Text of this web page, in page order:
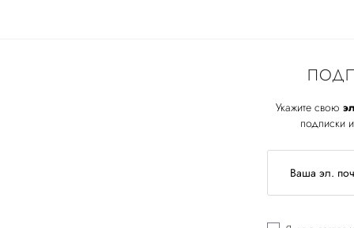
Укажите свою
подписки